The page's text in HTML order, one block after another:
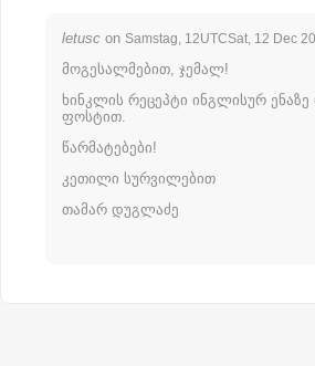
letusc on Samstag, 12UTCSat, 12 Dec
მოგესალმებით, ჯემალ!
ხინკლის რეცეპტი ინგლისურ
ფოსტით.
წარმატებები!
კეთილი სურვილებით
თამარ დუგლაძე